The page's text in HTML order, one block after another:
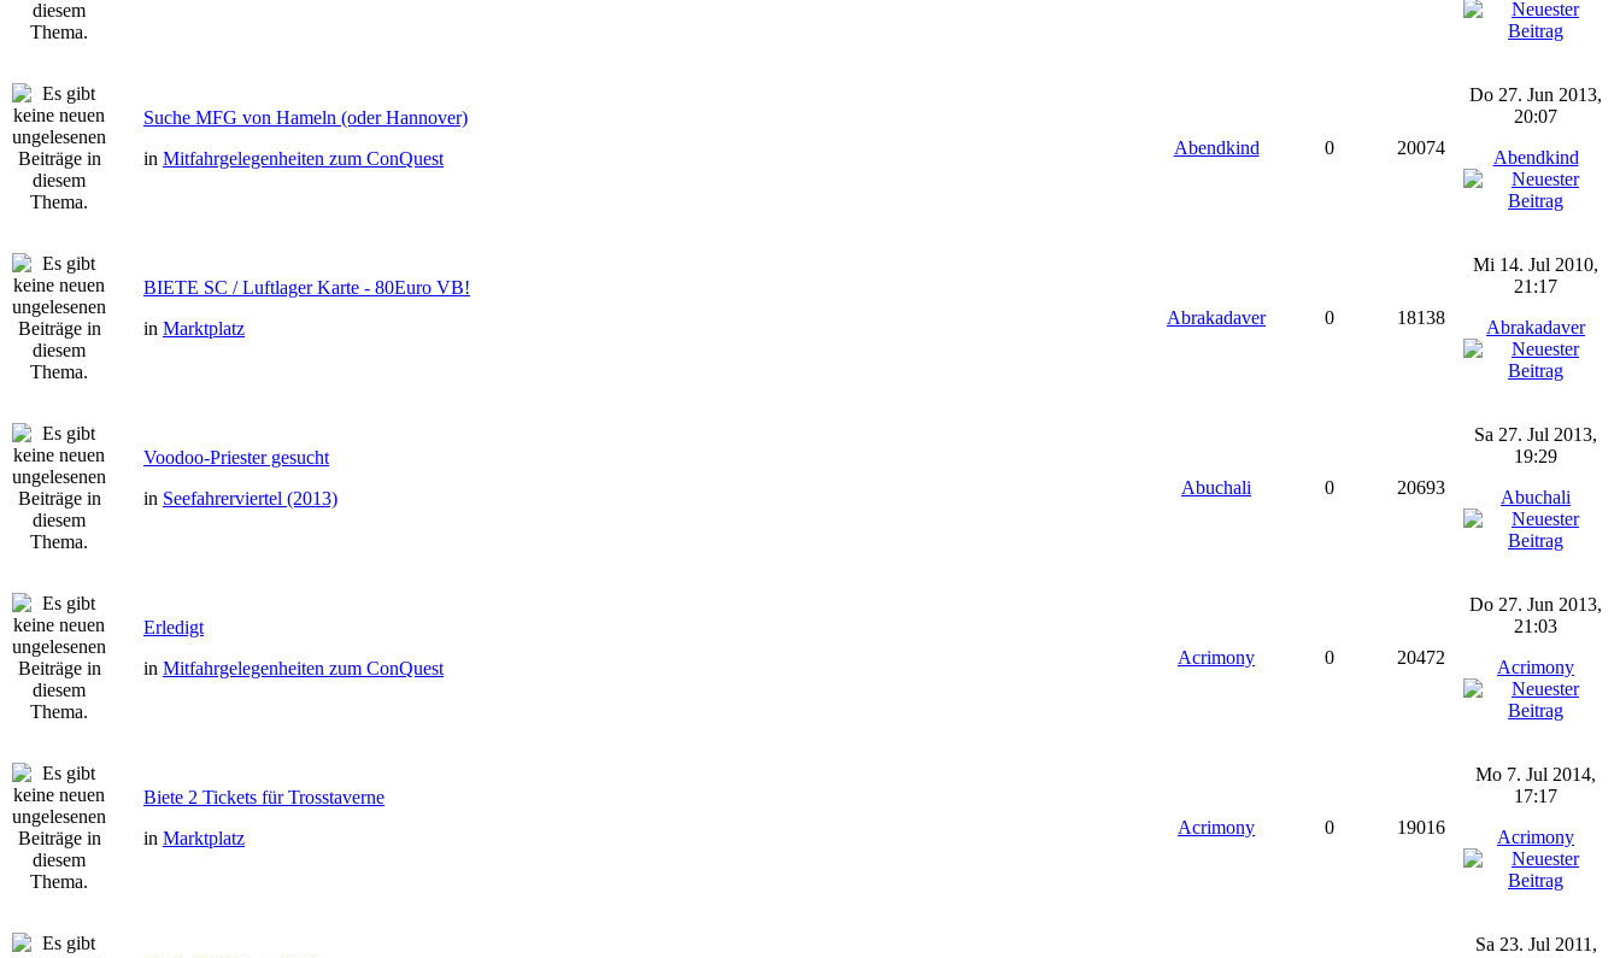
Suche MFG von Hameln (oder Hannover)
in Mitfahrgelegenheiten zum ConQuest
Abendkind 0 20074
Do 27. Jun 2013,
20:07
Abendkind
BIETE SC / Luftlager Karte - 80Euro VB!
in Marktplatz
Abrakadaver 0 18138
Mi 14. Jul 2010,
21:17
Abrakadaver
Voodoo-Priester gesucht
in Seefahrerviertel (2013)
Abuchali 0 20693
Sa 27. Jul 2013,
19:29
Abuchali
Erledigt
in Mitfahrgelegenheiten zum ConQuest
Acrimony 0 20472
Do 27. Jun 2013,
21:03
Acrimony
Biete 2 Tickets für Trosstaverne
in Marktplatz
Acrimony 0 19016
Mo 7. Jul 2014,
17:17
Acrimony
Sa 23. Jul 2011,